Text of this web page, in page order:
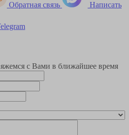
Обратная связь Написать
с Вами в ближайшее время